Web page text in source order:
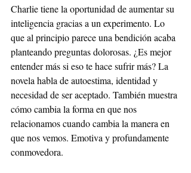
Charlie tiene la oportunidad de aumentar su
inteligencia gracias a un experimento. Lo
que al principio parece una bendición acaba
planteando preguntas dolorosas. ¿Es mejor
entender más si eso te hace sufrir más? La
novela habla de autoestima, identidad y
necesidad de ser aceptado. También muestra
cómo cambia la forma en que nos
relacionamos cuando cambia la manera en
que nos vemos. Emotiva y profundamente
conmovedora.